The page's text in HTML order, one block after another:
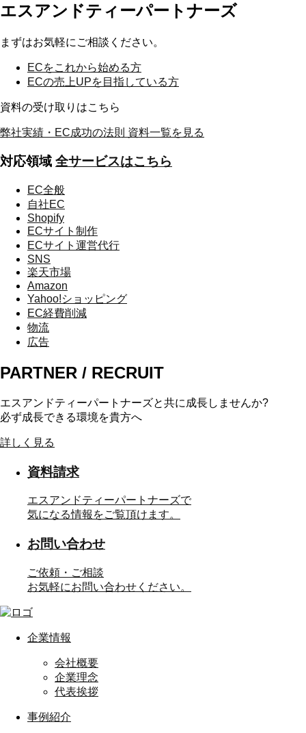
エスアンドティーパートナーズ
まずはお気軽にご相談ください。
ECをこれから始める方
ECの売上UPを目指している方
資料の受け取りはこちら
弊社実績・EC成功の法則 資料一覧を見る
対応領域 全サービスはこちら
EC全般
自社EC
Shopify
ECサイト制作
ECサイト運営代行
SNS
楽天市場
Amazon
Yahoo!ショッピング
EC経費削減
物流
広告
PARTNER / RECRUIT
エスアンドティーパートナーズと共に成長しませんか?
必ず成長できる環境を貴方へ
詳しく見る
資料請求
エスアンドティーパートナーズで
気になる情報をご覧頂けます。
お問い合わせ
ご依頼・ご相談
お気軽にお問い合わせください。
企業情報
会社概要
企業理念
代表挨拶
事例紹介